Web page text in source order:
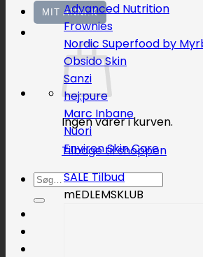
MIT ANNI.K
Ingen varer i kurven.
Tilbage til shoppen
Søg
efter:
Advanced Nutrition
Frownies
Nordic Superfood by
Obsido Skin
Sanzi
hej:pure
Marc Inbane
Nuori
Environ Skin Care
SALE
mEDLEMSKLUB